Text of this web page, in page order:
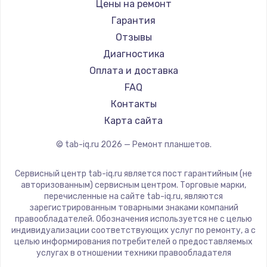
1330 руб.
Заказать
Замена видеокарты
2100 руб.
Заказать
Заказать
Замена материнской платы
1590 руб.
Заказать
Amazon
Aquarius
Philips
Dell
HP
Getac
ZTE
CHUWI
Цены на ремонт
Гарантия
Отзывы
Диагностика
Оплата и доставка
FAQ
Контакты
Карта сайта
© tab-iq.ru 2026 — Ремонт планшетов.
Сервисный центр tab-iq.ru является пост гарантийным (не
авторизованным) сервисным центром. Торговые марки,
перечисленные на сайте tab-iq.ru, являются
зарегистрированным товарными знаками компаний
правообладателей. Обозначения используется не с целью
индивидуализации соответствующих услуг по ремонту, а с
целью информирования потребителей о предоставляемых
услугах в отношении техники правообладателя